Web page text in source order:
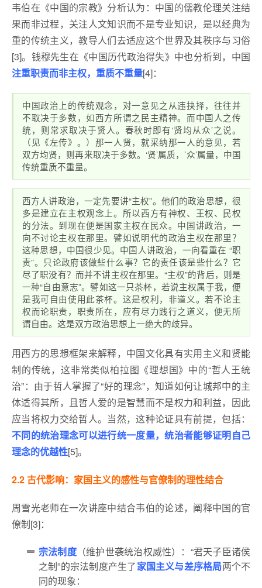
韦伯在《中国的宗教》分析认为：中国的儒教伦理关注结
果而非过程，关注人文知识而不是专业知识，是以经典为
重的传统主义，教导人们去适应这个世界及其秩序与习俗
[3]。钱穆先生在《中国历代政治得失》中也分析到，中国
注重职责而非主权，重质不重量[4]：
中国政治上的传统观念，对一意见之从违抉择，往往并
不取决于多数，如西方所谓之民主精神。而中国人之传
统，则常求取决于贤人。春秋时即有‘贤均从众’之说。
（见《左传》。）那一人贤，就采纳那一人的意见，若
双方均贤，则再来取决于多数。‘贤’属质，’众’属量，中国
传统重质不重量。
西方人讲政治，一定先要讲“主权”。他们的政治思想，很
多是建立在主权观念上。所以西方有神权、王权、民权
的分法。到现在便是国家主权在民众。中国讲政治，一
向不讨论主权在那里。譬如说明代的政治主权在那里？
这种思想，中国很少见。中国人讲政治，一向看重在 “职
责”。只论政府该做些什么事？它的责任该是些什么？它
尽了职没有？而并不讲主权在那里。“主权”的背后，则是
一种“自由意志”。譬如这一只茶杯，若说主权属于我，便
是我可自由使用此茶杯。这是权利，非道义。若不论主
权而论职责，职责所在，应有尽力践行之道义，便无所
谓自由。这是双方政治思想上一绝大的歧异。
用西方的思想框架来解释，中国文化具有实用主义和贤能
制的传统，这非常类似柏拉图《理想国》中的“哲人王统
治”：由于哲人掌握了“好的理念”，知道如何让城邦中的主
体适得其所，且哲人爱的是智慧而不是权力和利益，因此
应当将权力交给哲人。当然，这种论证具有前提，包括：
不同的统治理念可以进行统一度量，统治者能够证明自己
理念的优越性[5]。
2.2 古代影响：家国主义的感性与官僚制的理性结合
周雪光老师在一次讲座中结合韦伯的论述，阐释中国的官
僚制[3]：
宗法制度（维护世袭统治权威性）：“君天子臣诸侯
之制”的宗法制度产生了家国主义与差序格局两个不
同的现象：